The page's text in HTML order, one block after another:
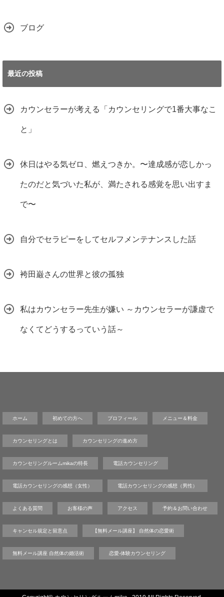
ブログ
最近の投稿
カウンセラーが考える「カウンセリングで1番大事なこ
と」
休日はやる気ゼロ、燃えつきか。〜達成感が恋しかっ
たのだと気づいた私が、満たされる感覚を思い出すま
で〜
自分でセラピーをしてセルフメンテナンスした話
袴田巌さんの世界と彼の孤独
私はカウンセラー先生が嫌い ～カウンセラーが謙虚で
なくてどうするっていう話～
ホーム 初めての方へ プロフィール メニュー＆料金
カウンセリングとは カウンセリングの進め方
カウンセリングルームmikaの特長 電話カウンセリング
電話カウンセリングの感想（女性） 電話カウンセリングの感想（男性）
よくある質問 お客様の声 アクセス 予約＆お問い合わせ
キャンセル規定と留意点 【無料メール講座】 自然体の恋愛術
無料メール講座 自然体の婚活術 恋愛-体験カウンセリング